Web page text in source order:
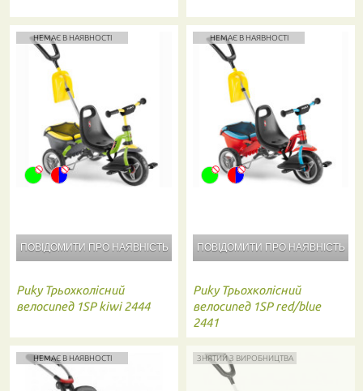
НЕМАЄ В НАЯВНОСТІ
ПОВІДОМИТИ ПРО НАЯВНІСТЬ
Puky Трьохколісний
велосипед 1SP kiwi 2444
НЕМАЄ В НАЯВНОСТІ
ПОВІДОМИТИ ПРО НАЯВНІСТЬ
Puky Трьохколісний
велосипед 1SP red/blue
2441
НЕМАЄ В НАЯВНОСТІ ЗНЯТИЙ З ВИРОБНИЦТВА